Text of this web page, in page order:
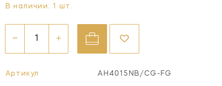
В наличии: 1 шт.
Артикул AH4015NB/CG-FG